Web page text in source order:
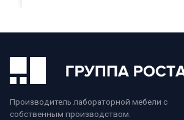
Производитель лабораторной мебели с
собственным производством.